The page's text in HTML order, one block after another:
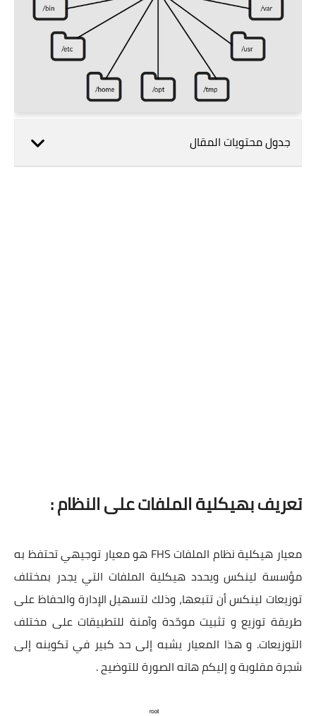
جدول محتويات المقال
تعريف بهيكلية الملفات على النظام :
معيار هيكلية نظام الملفات FHS هو معيار توجيهي تحتفظ به
مؤسسة لينكس ويحدد هيكلية الملفات التي يجدر بمختلف
توزيعات لينكس أن تتبعها، وذلك لتسهيل الإدارة والحفاظ على
طريقة توزيع و تثبيت موحّدة وآمنة للتطبيقات على مختلف
التوزيعات. و هذا المعيار يشبه إلى حد كبير في تكوينه إلى
شجرة مقلوبة و إليكم هاته الصورة للتوضيح .